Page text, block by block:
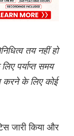
तय नहीं हो
पर्याप्त समय
करने के लिए कोई
जारी किया और